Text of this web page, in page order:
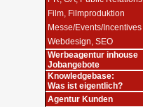
Film, Filmproduktion
Messe/Events/Incentives
Webdesign, SEO
Werbeagentur inhouse
Jobangebote
Knowledgebase:
Was ist eigentlich?
Agentur Kunden